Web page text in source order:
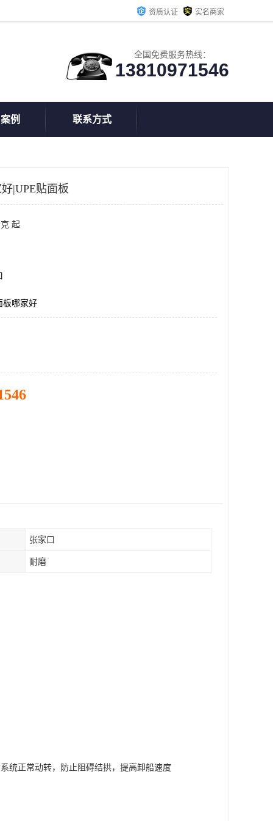
资质认证 实名商家
全国免费服务热线：
13810971546
例 联系方式
|UPE贴面板
起
板哪家好
张家口
耐磨
统正常动转，防止阻碍结拱，提高卸船速度